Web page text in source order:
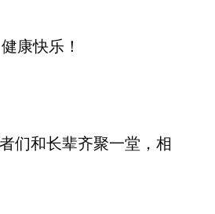
康快乐！
们和长辈齐聚一堂，相